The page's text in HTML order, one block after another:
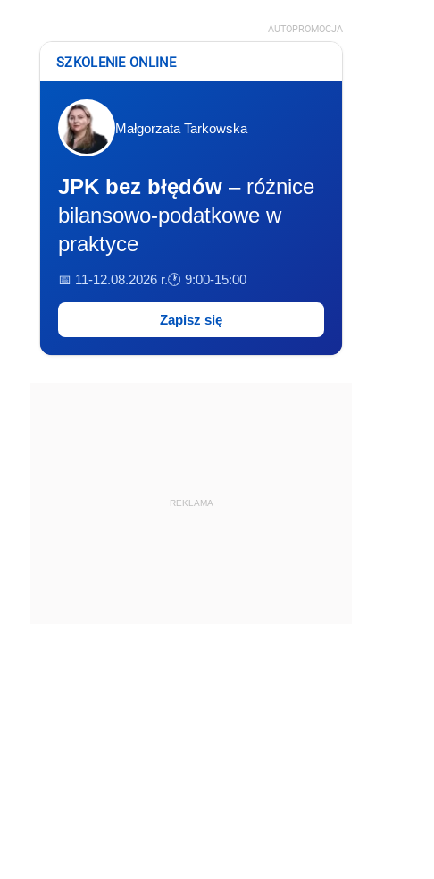
AUTOPROMOCJA
SZKOLENIE ONLINE
Małgorzata Tarkowska
JPK bez błędów – różnice
bilansowo-podatkowe w
praktyce
📅 11-12.08.2026 r.🕐 9:00-15:00
Zapisz się
REKLAMA